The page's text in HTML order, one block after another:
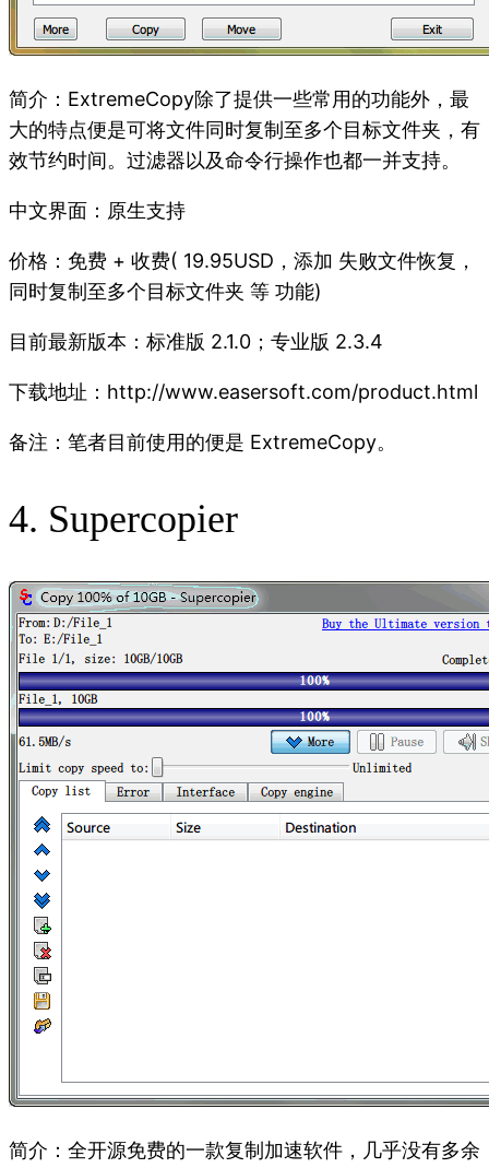
简介：ExtremeCopy除了提供一些常用的功能外，最
大的特点便是可将文件同时复制至多个目标文件夹，有
效节约时间。过滤器以及命令行操作也都一并支持。
中文界面：原生支持
价格：免费 + 收费( 19.95USD，添加 失败文件恢复，
同时复制至多个目标文件夹 等 功能)
目前最新版本：标准版 2.1.0；专业版 2.3.4
下载地址：http://www.easersoft.com/product.html
备注：笔者目前使用的便是 ExtremeCopy。
4. Supercopier
简介：全开源免费的一款复制加速软件，几乎没有多余